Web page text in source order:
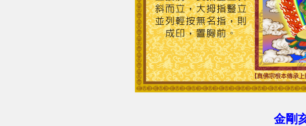
金剛